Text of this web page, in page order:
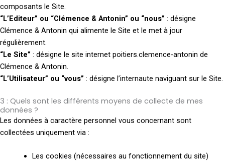
composants le Site.
“L’Editeur” ou “Clémence & Antonin” ou “nous” : désigne
Clémence & Antonin qui alimente le Site et le met à jour
régulièrement.
“Le Site” : désigne le site internet poitiers.clemence-antonin de
Clémence & Antonin.
“L’Utilisateur” ou “vous” : désigne l’internaute naviguant sur le Site.
3 : Quels sont les différents moyens de collecte de mes
données ?
Les données à caractère personnel vous concernant sont
collectées uniquement via :
Les cookies (nécessaires au fonctionnement du site)